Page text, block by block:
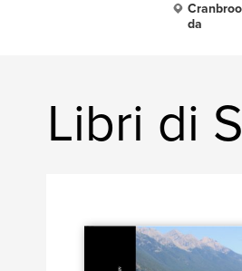
da
Libri di